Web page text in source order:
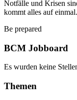
Notfälle und Krisen
kommt alles auf einmal.
Be prepared
BCM Jobboard
Es wurden keine
Themen